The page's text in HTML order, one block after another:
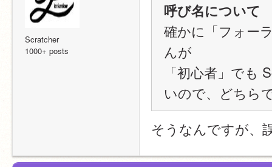
Scratcher
1000+ posts
呼び名について
確かに「フォー
んが
「初心者」でも
いので、どちら
そうなんですが、